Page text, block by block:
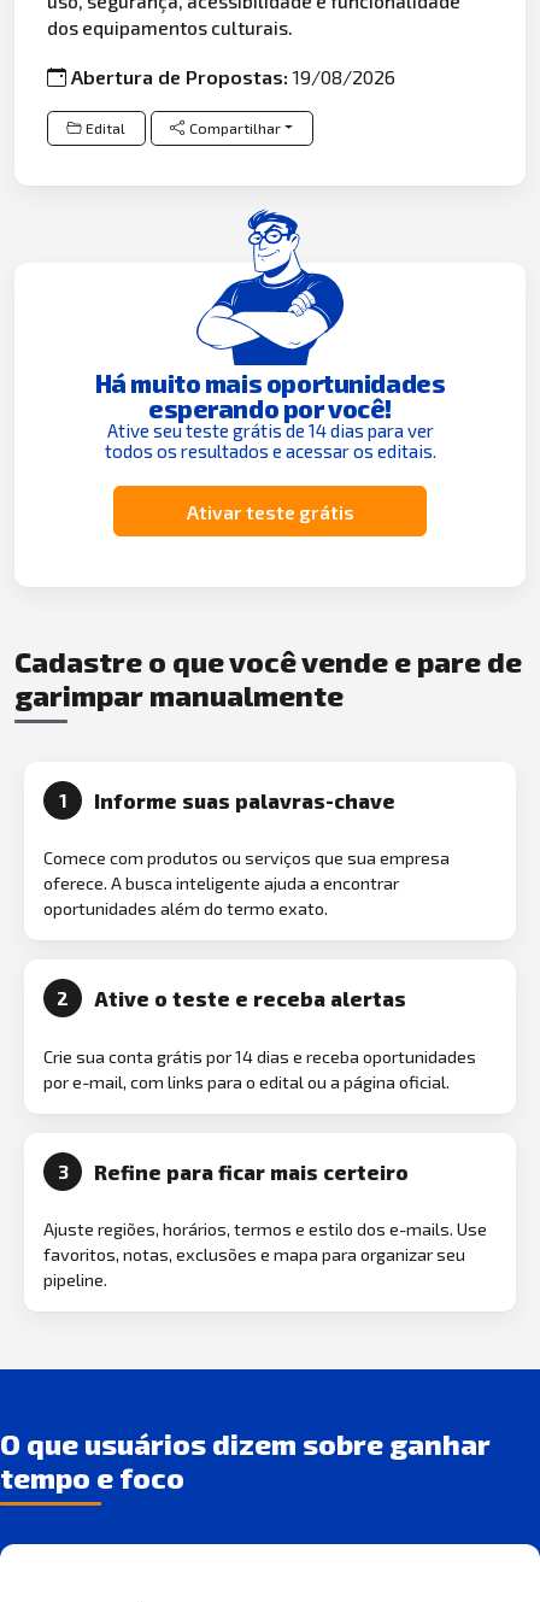
dos equipamentos culturais.
Abertura de Propostas:19/08/2026
Edital Compartilhar
Há muito mais oportunidades
esperando por você!
Ative seu teste grátis de 14 dias para ver
todos os resultados e acessar os editais.
Ativar teste grátis
Cadastre o que você vende e pare de
garimpar manualmente
1 Informe suas palavras-chave
Comece com produtos ou serviços que sua empresa
oferece. A busca inteligente ajuda a encontrar
oportunidades além do termo exato.
2 Ative o teste e receba alertas
Crie sua conta grátis por 14 dias e receba oportunidades
por e-mail, com links para o edital ou a página oficial.
3 Refine para ficar mais certeiro
Ajuste regiões, horários, termos e estilo dos e-mails. Use
favoritos, notas, exclusões e mapa para organizar seu
pipeline.
O que usuários dizem sobre ganhar
tempo e foco